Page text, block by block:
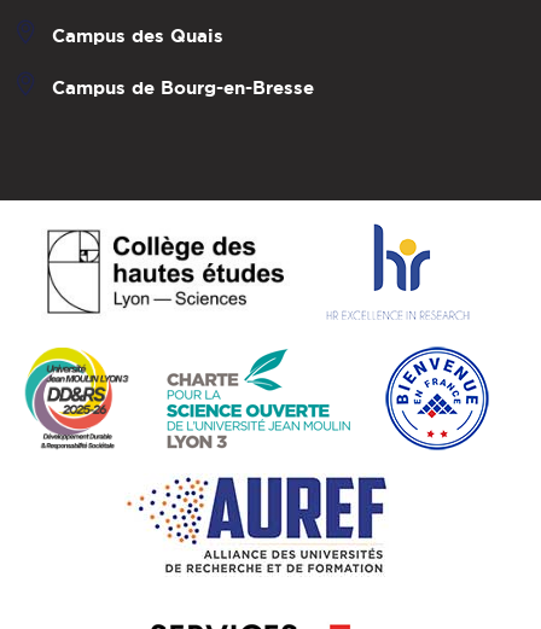
Campus des Quais
Campus de Bourg-en-Bresse